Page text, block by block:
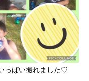
っぱい撮れました♡